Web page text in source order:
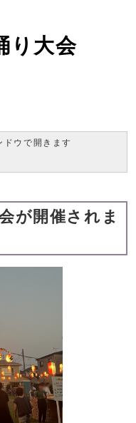
り大会
ドウで開きます
が開催されま